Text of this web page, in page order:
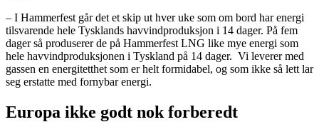
– I Hammerfest går det et skip ut hver uke som om bord har energi
tilsvarende hele Tysklands havvindproduksjon i 14 dager. På fem
dager så produserer de på Hammerfest LNG like mye energi som
hele havvindproduksjonen i Tyskland på 14 dager. Vi leverer med
gassen en energitetthet som er helt formidabel, og som ikke så lett lar
seg erstatte med fornybar energi.
Europa ikke godt nok forberedt